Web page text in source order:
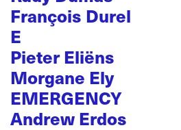
François Durel
E
Pieter Eliëns
Morgane Ely
EMERGENCY
Andrew Erdos